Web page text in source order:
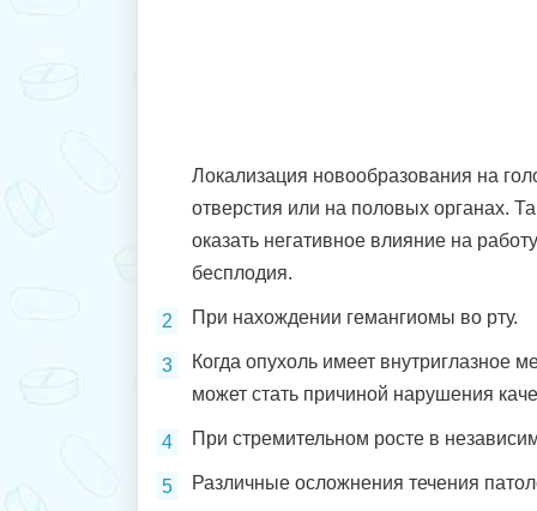
Локализация новообразования на
отверстия или на половых органах.
оказать негативное влияние на
бесплодия.
При нахождении гемангиомы во рту.
Когда опухоль имеет внутриглазное
может стать причиной нарушения
При стремительном росте в
Различные осложнения течения